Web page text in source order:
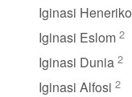
Iginasi Heneriko
Iginasi Eslom 2
Iginasi Dunia 2
Iginasi Alfosi 2